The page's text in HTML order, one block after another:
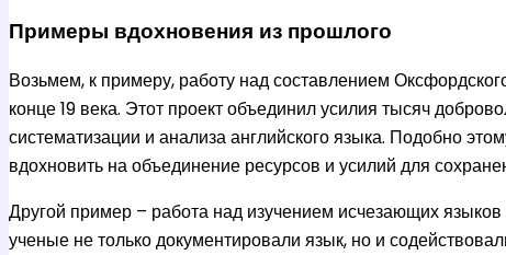
Примеры вдохновения из прошлого
Возьмем, к примеру, работу над составлением
конце 19 века. Этот проект объединил усилия тысяч
систематизации и анализа английского языка. Подобно
вдохновить на объединение ресурсов и усилий для
Другой пример – работа над изучением исчезающих
ученые не только документировали язык, но и